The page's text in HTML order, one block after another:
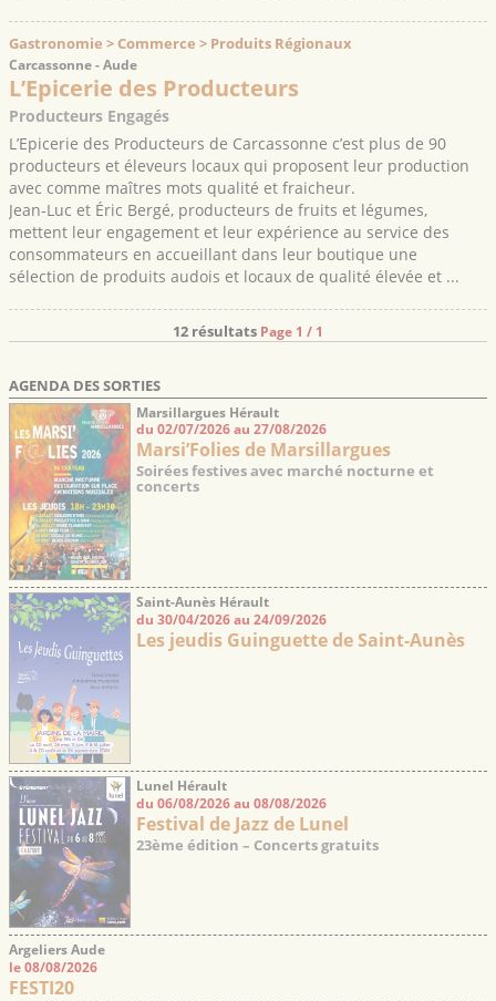
Gastronomie > Commerce > Produits Régionaux
Carcassonne - Aude
L’Epicerie des Producteurs
Producteurs Engagés
L’Epicerie des Producteurs de Carcassonne c’est plus de 90
producteurs et éleveurs locaux qui proposent leur production
avec comme maîtres mots qualité et fraicheur.
Jean-Luc et Éric Bergé, producteurs de fruits et légumes,
mettent leur engagement et leur expérience au service des
consommateurs en accueillant dans leur boutique une
sélection de produits audois et locaux de qualité élevée et ...
12 résultats Page 1 / 1
AGENDA DES SORTIES
Marsillargues Hérault
du 02/07/2026 au 27/08/2026
Marsi’Folies de Marsillargues
Soirées festives avec marché nocturne et
concerts
Saint-Aunès Hérault
du 30/04/2026 au 24/09/2026
Les jeudis Guinguette de Saint-Aunès
Lunel Hérault
du 06/08/2026 au 08/08/2026
Festival de Jazz de Lunel
23ème édition – Concerts gratuits
Argeliers Aude
le 08/08/2026
FESTI20